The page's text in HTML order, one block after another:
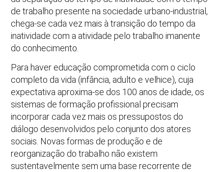
de trabalho presente na sociedade urbano-industrial,
chega-se cada vez mais à transição do tempo da
inatividade com a atividade pelo trabalho imanente
do conhecimento.
Para haver educação comprometida com o ciclo
completo da vida (infância, adulto e velhice), cuja
expectativa aproxima-se dos 100 anos de idade, os
sistemas de formação profissional precisam
incorporar cada vez mais os pressupostos do
diálogo desenvolvidos pelo conjunto dos atores
sociais. Novas formas de produção e de
reorganização do trabalho não existem
sustentavelmente sem uma base recorrente de